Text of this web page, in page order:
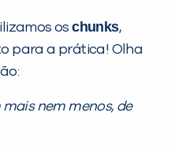
oschunks,
para a prática! Olha
nem menos, de